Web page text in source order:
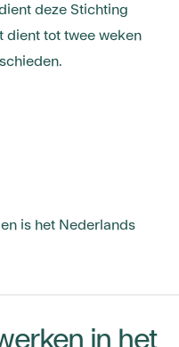
deze Stichting
dient tot twee weken
is het Nederlands
in het